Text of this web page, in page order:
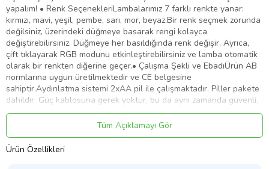
yapalım! • Renk SeçenekleriLambalarımız 7 farklı renkte yanar:
kırmızı, mavi, yeşil, pembe, sarı, mor, beyaz.Bir renk seçmek zorunda
değilsiniz, üzerindeki düğmeye basarak rengi kolayca
değiştirebilirsiniz. Düğmeye her basıldığında renk değişir. Ayrıca,
çift tıklayarak RGB modunu etkinleştirebilirsiniz ve lamba otomatik
olarak bir renkten diğerine geçer.• Çalışma Şekli ve EbadıÜrün AB
normlarına uygun üretilmektedir ve CE belgesine
sahiptir.Aydınlatma sistemi 2xAA pil ile çalışmaktadır. Piller pakete
dahildir. Güç kablosuna gerek yoktur, bu da aynı zamanda güvenli,
taşınabilir ve kullanımı kolay olduğu anlamına gelir. Özel entegresi
sayesinde max. 3 saat yanar ve otomatik söner. Bu sayede pil
tasarrufu da sağlar.Ürün Ebadı: 24cm dikey x 20cm enindedir.•
Ürün Deseni ve Işık TabanıDesen kısmı kaliteli 3mm şeffaf
Tüm Açıklamayı Gör
Ürün Özellikleri